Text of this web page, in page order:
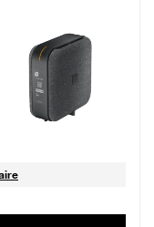
mois, Sans engagement